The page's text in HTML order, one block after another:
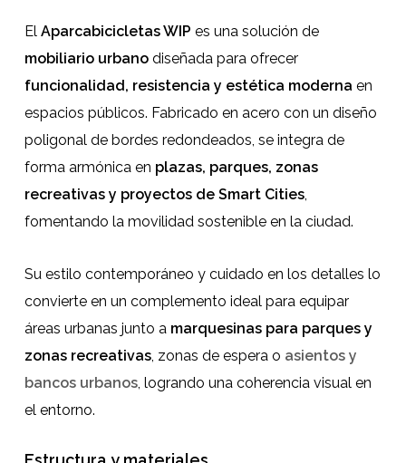
El Aparcabicicletas WIP es una solución de
mobiliario urbanodiseñada para ofrecer
funcionalidad, resistencia y estética moderna en
espacios públicos. Fabricado en acero con un diseño
poligonal de bordes redondeados, se integra de
forma armónica en plazas, parques, zonas
recreativas y proyectos de Smart Cities,
fomentando la movilidad sostenible en la ciudad.
Su estilo contemporáneo y cuidado en los detalles lo
convierte en un complemento ideal para equipar
áreas urbanas junto a marquesinas para parques y
zonas recreativas, zonas de espera o asientos y
bancos urbanos, logrando una coherencia visual en
el entorno.